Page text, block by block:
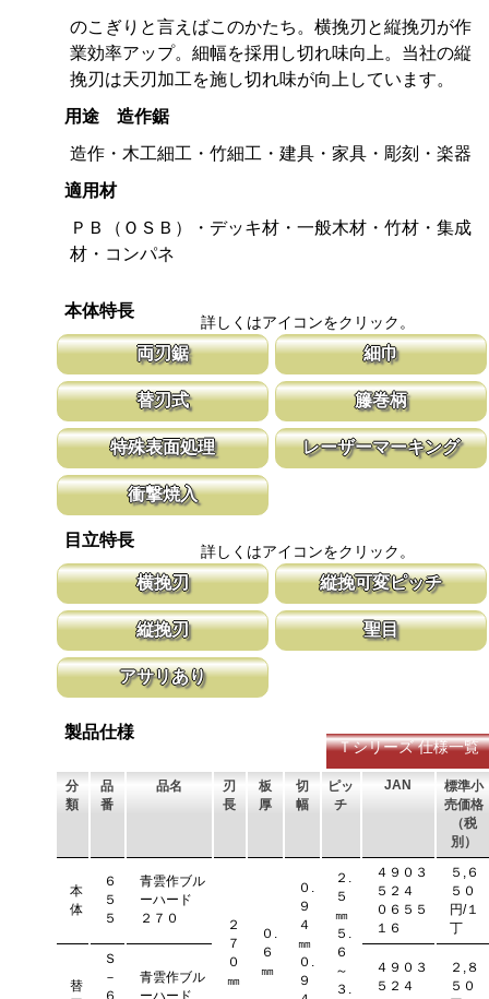
のこぎりと言えばこのかたち。横挽刃と縦挽刃が作
業効率アップ。細幅を採用し切れ味向上。当社の縦
挽刃は天刃加工を施し切れ味が向上しています。
用途 造作鋸
造作・木工細工・竹細工・建具・家具・彫刻・楽器
適用材
ＰＢ（ＯＳＢ）・デッキ材・一般木材・竹材・集成
材・コンパネ
本体特長
詳しくはアイコンをクリック。
両刃鋸
縦挽刃と横挽刃が１丁で使用頂ける造作用の両刃鋸です。 造作鋸
は目立ピッチが標準より小さな目立てを施し、仕上がりも重視して
います。
細巾
刃幅が従来のサイズよりも細くしてあり
幅が細いと安定性が増し、切れ味が向上し
替刃式
新しい鋸刃に取り替える事で、ご購入時の切れ味が復活します。
鋸刃のマーキング（右下）に替刃品番を明記しています。
籐巻柄
適度な隙間が出来る事で、汗などでべた付
す。木製のグリップに籐を巻く事で強度を
の籐巻柄です。
特殊表面処理
鋸刃表面にメッキ処理をして、サビから鋸をまもっています。 サ
ビにより切断材料を汚す心配がありません。
レーザーマーキング
衝撃焼入
耐摩耗性に優れ、粘りのある刃に仕上がります。これが永切れする
目立特長
詳しくはアイコンをクリック。
横挽刃
木材の繊維をある一定の巾で連続して切り落とす仕組みになってい
ます。 横挽刃を縦挽に使用すると、けっして良好な切れ味は望め
ません。
縦挽可変ピッチ
刃先はピッチが大きく、刃元へ行くほど小
体で均等に切進むことが出来るようにした
縦挽刃
刃の先端部分が平らになっており、彫刻刀（平刀）のような刃が連
なって材木の表面を削り取って行きます。
聖目
アサリあり
まれないようにしています。 板厚より切幅は大きくなります。
製品仕様
Ｔシリーズ 仕様一覧
分
類
品
番
品名
刃
長
板
厚
切
幅
ピッ
チ
JAN
標準小
売価格
（税
別）
本
体
６
５
５
青雲作ブル
ーハード
２７０
２
７
０
㎜
０.
６
㎜
０.
９
４
㎜
０.
９
２.
５
㎜
５.
６
～
３.
４９０３
５２４
０６５５
１６
５,６
５０
円/１
丁
替
Ｓ
－
６
青雲作ブル
ーハード
４９０３
５２４
２,８
５０